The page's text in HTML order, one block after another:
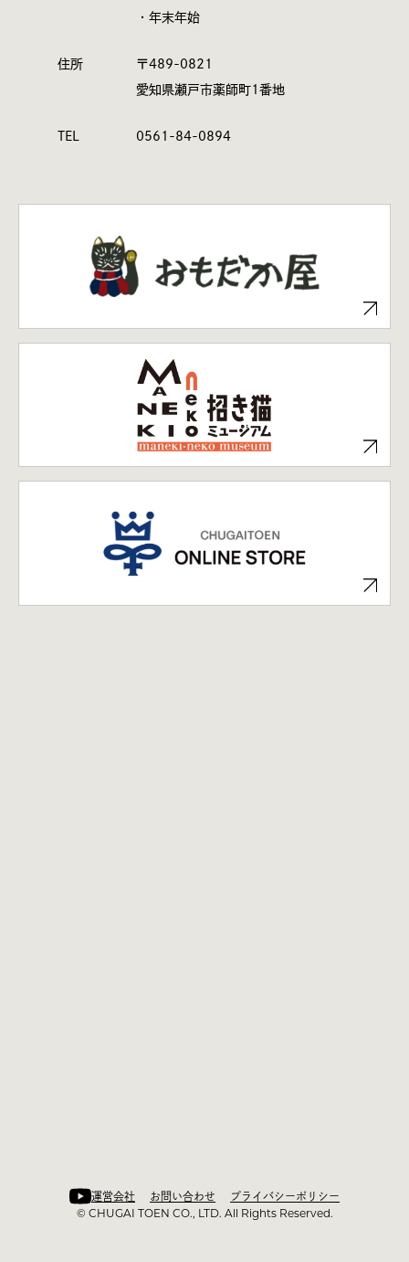
©︎ CHUGAI TOEN CO., LTD. All Rights Reserved.
・年末年始
住所
〒489-0821
愛知県瀬戸市薬師町1番地
TEL 0561-84-0894
運営会社 お問い合わせ
プライバシーポリシー
©︎ CHUGAI TOEN CO., LTD. All Rights Reserved.